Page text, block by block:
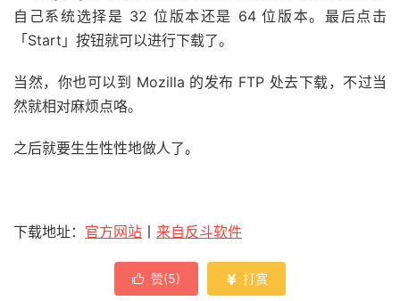
自己系统选择是 32 位版本还是 64 位版本。最后点击
「Start」按钮就可以进行下载了。
当然，你也可以到 Mozilla 的发布 FTP 处去下载，不过当
然就相对麻烦点咯。
之后就要生生性性地做人了。
下载地址： 官方网站 来自反斗软件
 赞(5)  打赏